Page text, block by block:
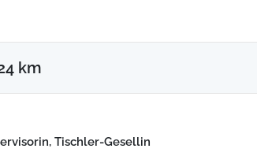
km
Tischler-Gesellin